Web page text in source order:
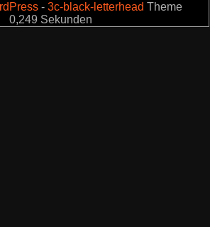
-3c-black-letterhead Theme
0,249 Sekunden